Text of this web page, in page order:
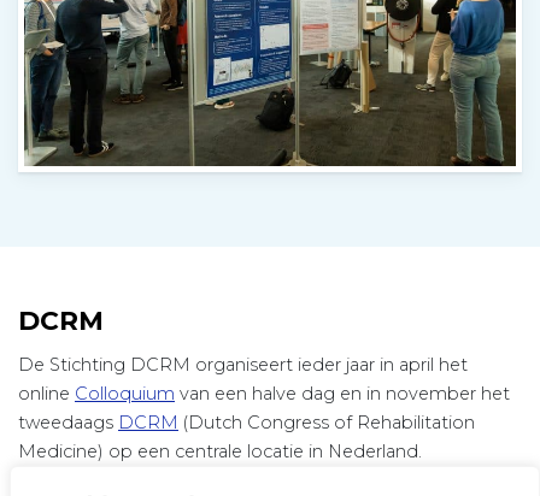
DCRM
De Stichting DCRM organiseert ieder jaar in april het
online Colloquium van een halve dag en in november het
tweedaags DCRM (Dutch Congress of Rehabilitation
Medicine) op een centrale locatie in Nederland.